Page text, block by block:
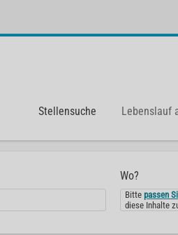
Stellensuche Lebenslauf
Wo?
Bittepassen
diese Inhalte